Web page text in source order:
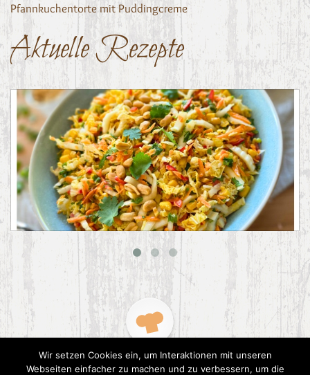
Pfannkuchentorte mit Puddingcreme
Aktuelle Rezepte
Asiatischer Chinakohl-Salat
Wir setzen Cookies ein, um Interaktionen mit unseren
Webseiten einfacher zu machen und zu verbessern, um die